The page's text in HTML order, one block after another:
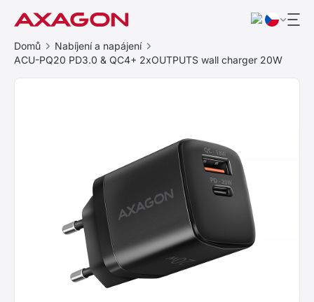
Domů
Nabíjení a napájení
ACU-PQ20 PD3.0 & QC4+ 2xOUTPUTS wall charger 20W